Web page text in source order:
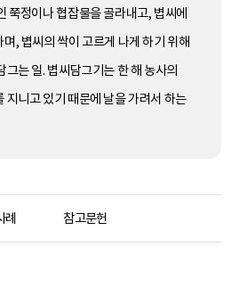
쭉정이나 협잡물을 골라내고, 볍씨에
, 볍씨의 싹이 고르게 나게 하기 위해
는 일. 볍씨담그기는 한 해 농사의
지니고 있기 때문에 날을 가려서 하는
례 참고문헌